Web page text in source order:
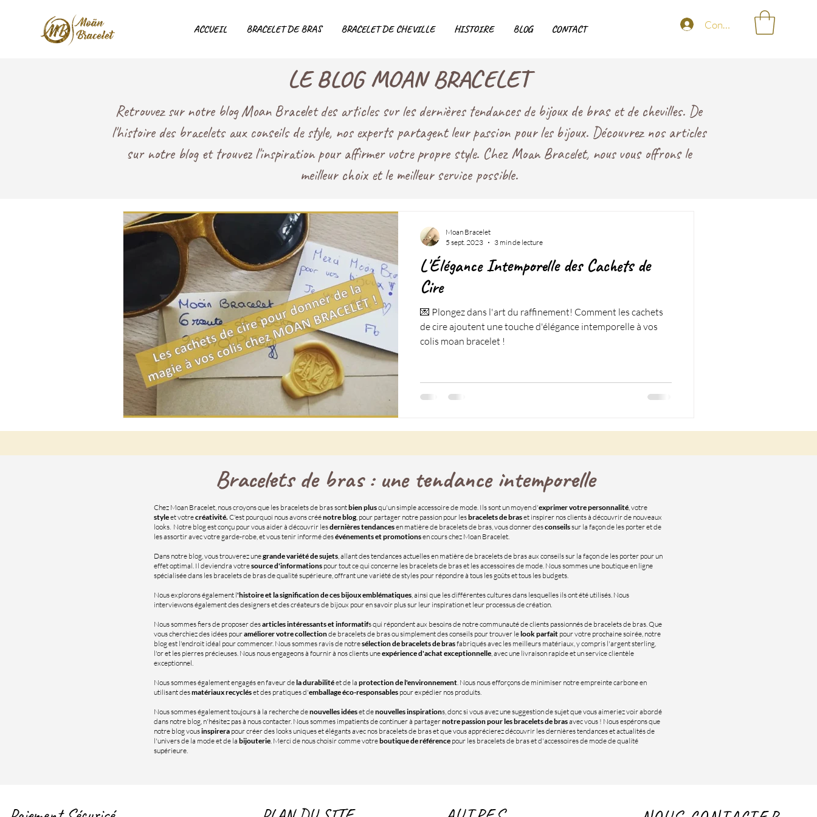
ACCUEIL BRACELET DE BRAS BRACELET DE CHEVILLE HISTOIRE BLOG CONTACT Connexion
LE BLOG MOAN BRACELET
Retrouvez sur notre blog Moan Bracelet des articles sur les dernières tendances de bijoux de bras et de chevilles. De
l'histoire des bracelets aux conseils de style, nos experts partagent leur passion pour les bijoux. Découvrez nos articles
sur notre blog et trouvez l'inspiration pour affirmer votre propre style. Chez Moan Bracelet, nous vous offrons le
meilleur choix et le meilleur service possible.
L'Élégance Intemporelle des Cachets de
Cire
💌 Plongez dans l'art du raffinement! Comment les cachets
de cire ajoutent une touche d'élégance intemporelle à vos
colis moan bracelet !
Moan Bracelet
5 sept. 2023
3 min de lecture
Bracelets de bras : une tendance intemporelle
Chez Moan Bracelet, nous croyons que les bracelets de bras sontbien plusqu'un simple accessoire de mode. Ils sont un moyen d'exprimer votre personnalité , votre
styleet votrecréativité. C'est pourquoi nous avons créénotre blog , pour partager notre passion pour lesbracelets de braset inspirer nos clients à découvrir de nouveaux
looks. Notre blog est conçu pour vous aider à découvrir lesdernières tendancesen matière de bracelets de bras, vous donner desconseilssur la façon de les porter et de
les assortir avec votre garde-robe, et vous tenir informé desévénements et promotionsen cours chez Moan Bracelet.
Dans notre blog, vous trouverez unegrande variété de sujets , allant des tendances actuelles en matière de bracelets de bras aux conseils sur la façon de les porter pour un
effet optimal. Il deviendra votresource d'informations pour tout ce qui concerne les bracelets de bras et les accessoires de mode. Nous sommes une boutique en ligne
spécialisée dans les bracelets de bras de qualité supérieure, offrant une variété de styles pour répondre à tous les goûts et tous les budgets.
Nous explorons également l'histoire et la signification de ces bijoux emblématiques , ainsi que les différentes cultures dans lesquelles ils ont été utilisés. Nous
interviewons également des designers et des créateurs de bijoux pour en savoir plus sur leur inspiration et leur processus de création.
Nous sommes fiers de proposer desarticles intéressants et informatifs qui répondent aux besoins de notre communauté de clients passionnés de bracelets de bras. Que
vous cherchiez des idées pouraméliorer votre collectionde bracelets de bras ou simplement des conseils pour trouver lelook parfait pour votre prochaine soirée, notre
blog est l'endroit idéal pour commencer. Nous sommes ravis de notresélection de bracelets de brasfabriqués avec les meilleurs matériaux, y compris l'argent sterling,
l'or et les pierres précieuses. Nous nous engageons à fournir à nos clients uneexpérience d'achat exceptionnelle , avec une livraison rapide et un service clientèle
exceptionnel.
Nous sommes également engagés en faveur dela durabilitéet de la protection de l'environnement . Nous nous efforçons de minimiser notre empreinte carbone en
utilisant desmatériaux recycléset des pratiques d'emballage éco-responsables pour expédier nos produits.
Nous sommes également toujours à la recherche denouvelles idéeset denouvelles inspirations, donc si vous avez une suggestion de sujet que vous aimeriez voir abordé
dans notre blog, n'hésitez pas à nous contacter. Nous sommes impatients de continuer à partagernotre passion pour les bracelets de brasavec vous ! Nous espérons que
notre blog vousinspirera pour créer des looks uniques et élégants avec nos bracelets de bras et que vous apprécierez découvrir les dernières tendances et actualités de
l'univers de la mode et de la bijouterie . Merci de nous choisir comme votreboutique de référence pour les bracelets de bras et d'accessoires de mode de qualité
supérieure.